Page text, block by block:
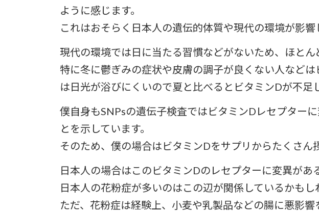
ように感じます。
これはおそらく日本人の遺伝的体質や現代の環境が影響
現代の環境では日に当たる習慣などがないため、ほと
特に冬に鬱ぎみの症状や皮膚の調子が良くない人など
は日光が浴びにくいので夏と比べるとビタミンDが不足
僕自身もSNPsの遺伝子検査ではビタミンDレセプター
とを示しています。
そのため、僕の場合はビタミンDをサプリからたくさん
日本人の場合はこのビタミンDのレセプターに変異があ
日本人の花粉症が多いのはこの辺が関係しているかもし
ただ、花粉症は経験上、小麦や乳製品などの腸に悪影